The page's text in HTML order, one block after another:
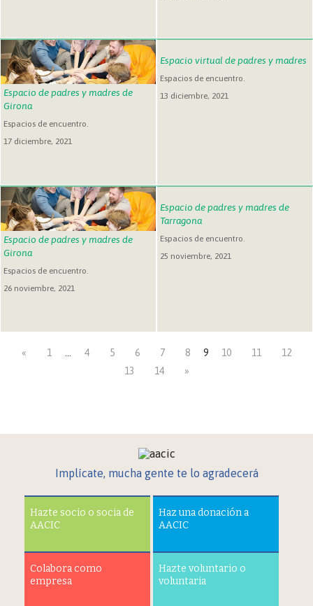
Espacio de padres y madres de
Girona
Espacios de encuentro.
17 diciembre, 2021
Espacio virtual de padres y madres
Espacios de encuentro.
13 diciembre, 2021
Espacio de padres y madres de
Girona
Espacios de encuentro.
26 noviembre, 2021
Espacio de padres y madres de
Tarragona
Espacios de encuentro.
25 noviembre, 2021
« 1 … 4 5 6 7 8 9 10 11
12
13
14 »
Implícate, mucha gente te lo agradecerá
Hazte socio o socia de
AACIC
Haz una donación a
AACIC
Colabora como
empresa
Hazte voluntario o
voluntaria